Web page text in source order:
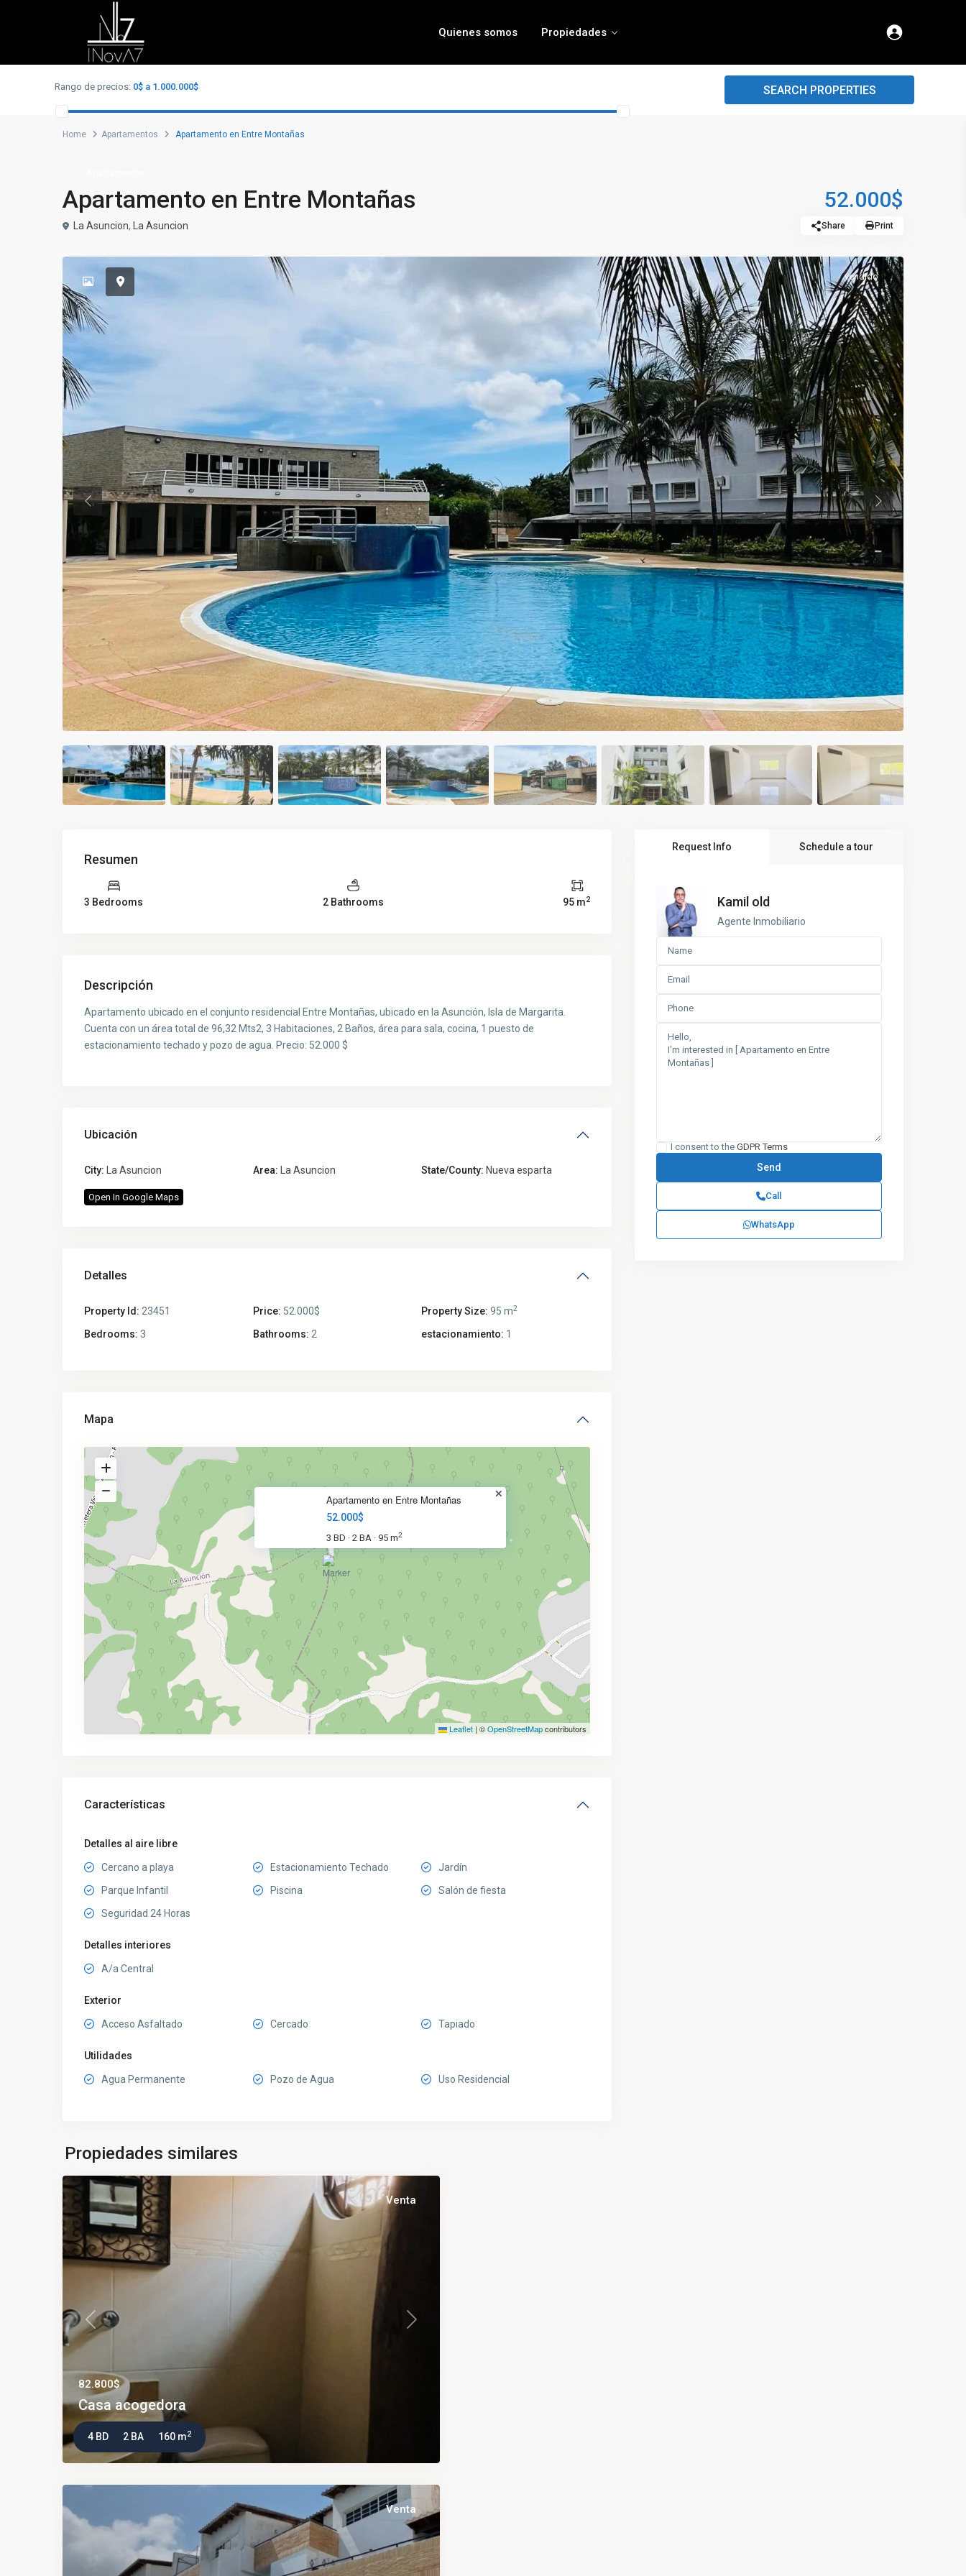
Quienes somos
Propiedades
Advanced Search
Rango de precios: 0$ a 1.000.000$ SEARCH PROPERTIES
Home Apartamentos Apartamento en Entre Montañas
Apartamento en Entre Montañas 52.000$
La Asuncion, La Asuncion Share Print
vendido
Previous Previous
Resumen
3 Bedrooms 2 Bathrooms 95 m2
Descripción
Apartamento ubicado en el conjunto residencial Entre Montañas, ubicado en la Asunción, Isla de Margarita.
Cuenta con un área total de 96,32 Mts2, 3 Habitaciones, 2 Baños, área para sala, cocina, 1 puesto de
estacionamiento techado y pozo de agua. Precio: 52.000 $
Ubicación
City: La Asuncion Area: La Asuncion State/County: Nueva esparta
Open In Google Maps
Detalles
Property Id: 23451 Price: 52.000$ Property Size: 95 m2
Bedrooms: 3 Bathrooms: 2 estacionamiento: 1
Mapa
Apartamento en Entre Montañas
52.000$
3 BD · 2 BA · 95 m2
Leaflet | ©OpenStreetMapcontributors
Características
Detalles al aire libre
Cercano a playa Estacionamiento Techado
Jardín
Parque Infantil
Piscina
Salón de fiesta
Seguridad 24 Horas
Detalles interiores
A/a Central
Exterior
Acceso Asfaltado Cercado Tapiado
Utilidades
Agua Permanente Pozo de Agua Uso Residencial
Propiedades similares
Venta
Previous Next
82.800$
Casa acogedora
4 BD 2 BA 160 m2
Venta
Request Info Schedule a tour
Kamil old
Agente Inmobiliario
I consent to the GDPR Terms
Call
WhatsApp